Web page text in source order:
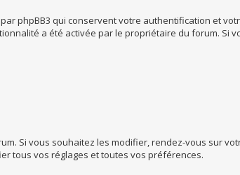
phpBB3 qui conservent votre authentification et
a été activée par le propriétaire du forum. Si
Si vous souhaitez les modifier, rendez-vous sur
tous vos réglages et toutes vos préférences.